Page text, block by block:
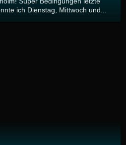
ich Dienstag, Mittwoch und...